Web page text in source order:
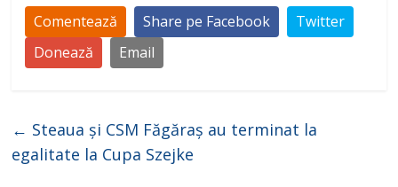
Comentează Share pe Facebook
Twitter
Donează
Email
← Steaua și CSM Făgăraș au terminat la
egalitate la Cupa Szejke